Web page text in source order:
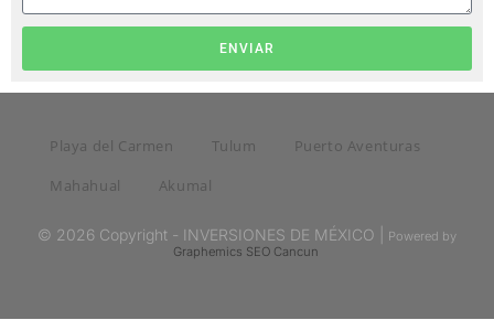
ENVIAR
Playa del Carmen Tulum
Puerto Aventuras
Mahahual
Akumal
© 2026 Copyright - INVERSIONES DE MÉXICO |
Powered by
Graphemics SEO Cancun